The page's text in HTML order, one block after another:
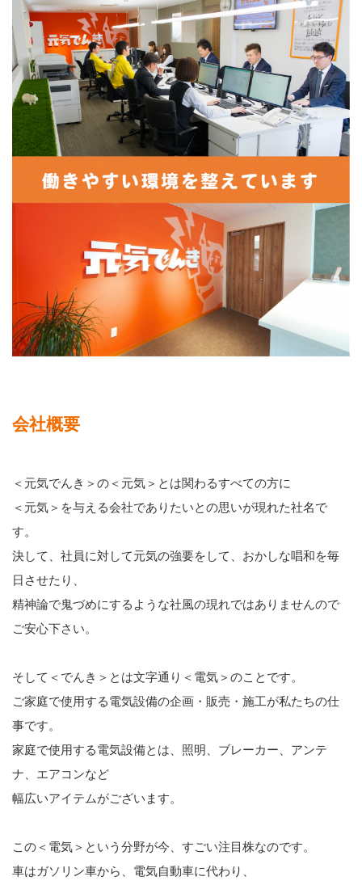
会社概要
＜元気でんき＞の＜元気＞とは関わるすべての方に
＜元気＞を与える会社でありたいとの思いが現れた社名で
す。
決して、社員に対して元気の強要をして、おかしな唱和を毎
日させたり、
精神論で鬼づめにするような社風の現れではありませんので
ご安心下さい。
そして＜でんき＞とは文字通り＜電気＞のことです。
ご家庭で使用する電気設備の企画・販売・施工が私たちの仕
事です。
家庭で使用する電気設備とは、照明、ブレーカー、アンテ
ナ、エアコンなど
幅広いアイテムがございます。
この＜電気＞という分野が今、すごい注目株なのです。
車はガソリン車から、電気自動車に代わり、